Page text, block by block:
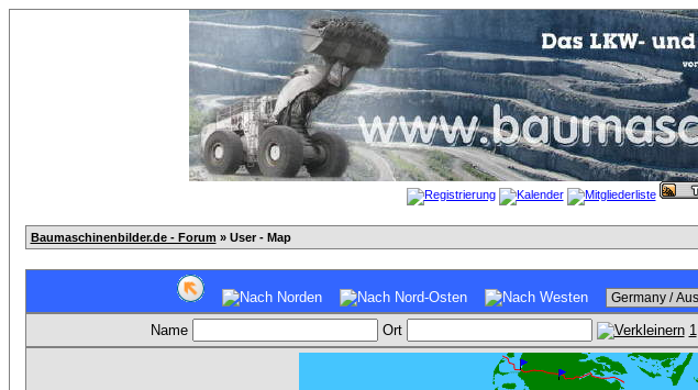
Baumaschinenbilder.de - Forum » User - Map
Name Ort 1